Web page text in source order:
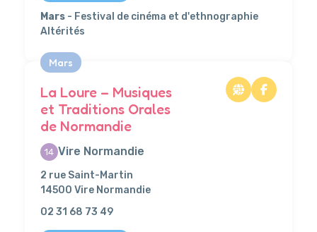
Mars - Festival de cinéma et d'ethnographie
Altérités
Mars
La Loure – Musiques
et Traditions Orales
de Normandie
14 Vire Normandie
2 rue Saint-Martin
14500 Vire Normandie
02 31 68 73 49